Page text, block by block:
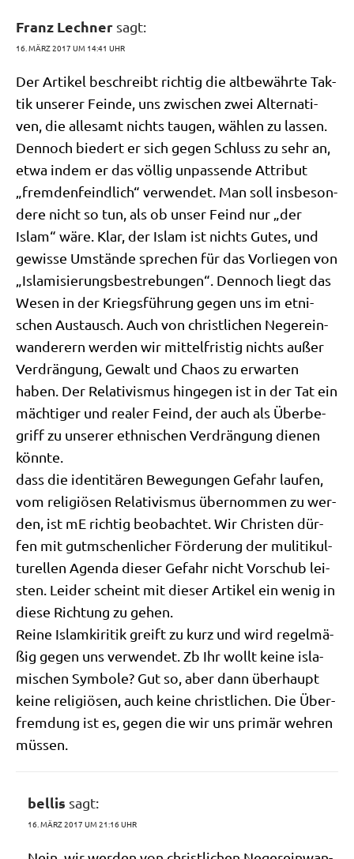
Franz Lechner sagt:
16. MÄRZ 2017 UM 14:41 UHR
Der Arti­kel beschreibt rich­tig die alt­be­währ­te Tak­
tik unse­rer Fein­de, uns zwi­schen zwei Alter­na­ti­
ven, die alle­samt nichts tau­gen, wäh­len zu las­sen.
Den­noch bie­dert er sich gegen Schluss zu sehr an,
etwa indem er das völ­lig unpas­sen­de Attri­but
„frem­den­feind­lich“ ver­wen­det. Man soll ins­be­son­
de­re nicht so tun, als ob unser Feind nur „der
Islam“ wäre. Klar, der Islam ist nichts Gutes, und
gewis­se Umstän­de spre­chen für das Vor­lie­gen von
„Isla­mi­sie­rungs­be­stre­bun­gen“. Den­noch liegt das
Wesen in der Kriegs­füh­rung gegen uns im etni­
schen Aus­tausch. Auch von christ­li­chen Neger­ein­
wan­de­rern wer­den wir mit­tel­fri­stig nichts außer
Ver­drän­gung, Gewalt und Cha­os zu erwar­ten
haben. Der Rela­ti­vis­mus hin­ge­gen ist in der Tat ein
mäch­ti­ger und rea­ler Feind, der auch als Über­be­
griff zu unse­rer eth­ni­schen Ver­drän­gung die­nen
könnte.
dass die iden­ti­tä­ren Bewe­gun­gen Gefahr lau­fen,
vom reli­giö­sen Rela­ti­vis­mus über­nom­men zu wer­
den, ist mE rich­tig beob­ach­tet. Wir Chri­sten dür­
fen mit gutm­schen­li­cher För­de­rung der muli­ti­kul­
tu­rel­len Agen­da die­ser Gefahr nicht Vor­schub lei­
sten. Lei­der scheint mit die­ser Arti­kel ein wenig in
die­se Rich­tung zu gehen.
Rei­ne Islam­ki­ri­tik greift zu kurz und wird regel­mä­
ßig gegen uns ver­wen­det. Zb Ihr wollt kei­ne isla­
mi­schen Sym­bo­le? Gut so, aber dann über­haupt
kei­ne reli­giö­sen, auch kei­ne christ­li­chen. Die Über­
frem­dung ist es, gegen die wir uns pri­mär weh­ren
müssen.
bellis sagt:
16. MÄRZ 2017 UM 21:16 UHR